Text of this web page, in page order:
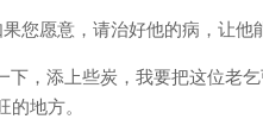
您愿意，请治好他的病，让他
下，添上些炭，我要把这位老
地方。